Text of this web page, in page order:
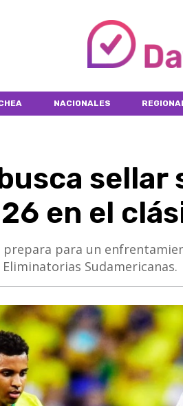
NACIONALES
sellar
en el
prepara para un
Sudamericanas.